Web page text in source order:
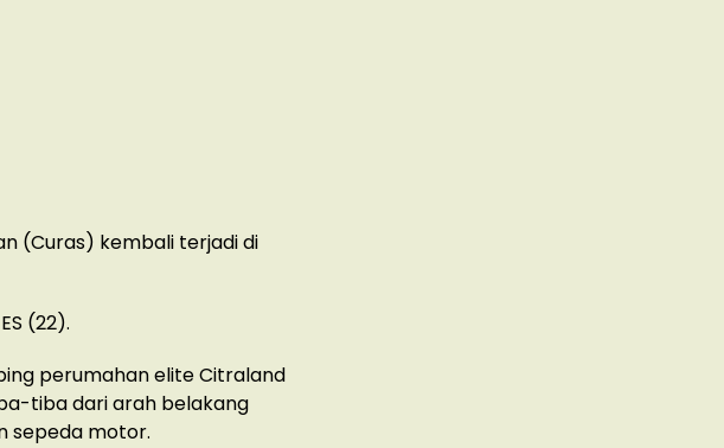
(Curas) kembali terjadi di
(22).
perumahan elite Citraland
tiba dari arah belakang
sepeda motor.